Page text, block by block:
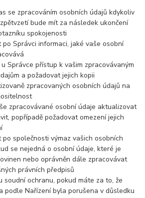
se zpracováním osobních údajů kdykoliv
bude mít za následek ukončení
spokojenosti
po Správci informaci, jaké vaše osobní
Správce přístup k vašim zpracovávaným
a požadovat jejich kopii
zpracovaných osobních údajů na
zpracovávané osobní údaje aktualizovat
popřípadě požadovat omezení jejich
po společnosti výmaz vašich osobních
se nejedná o osobní údaje, které je
nebo oprávněn dále zpracovávat
právních předpisů
soudní ochranu, pokud máte za to, že
podle Nařízení byla porušena v důsledku